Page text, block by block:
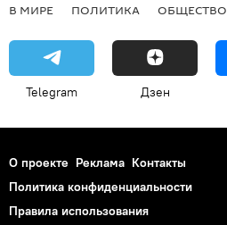
В МИРЕ ПОЛИТИКА ОБЩЕСТВО
Telegram Дзен
О проекте Реклама Контакты
Политика конфиденциальности
Правила использования